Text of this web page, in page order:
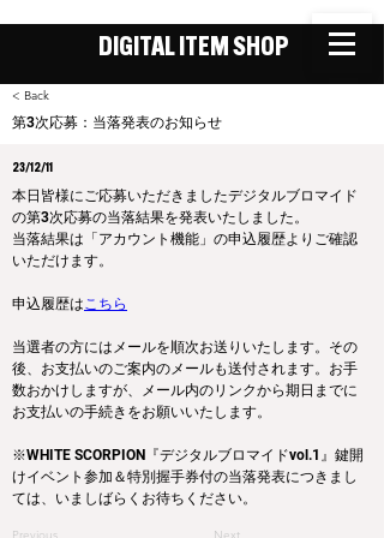
DIGITAL ITEM SHOP
< Back
第3次応募：当落発表のお知らせ
23/12/11
本日皆様にご応募いただきましたデジタルブロマイド
の第3次応募の当落結果を発表いたしました。
当落結果は「アカウント機能」の申込履歴よりご確認
いただけます。
申込履歴はこちら
当選者の方にはメールを順次お送りいたします。その
後、お支払いのご案内のメールも送付されます。お手
数おかけしますが、メール内のリンクから期日までに
お支払いの手続きをお願いいたします。
※WHITE SCORPION『デジタルブロマイドvol.1』鍵開
けイベント参加＆特別握手券付の当落発表につきまし
ては、いましばらくお待ちください。